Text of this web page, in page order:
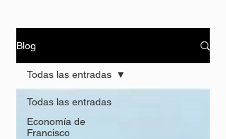
Blog
Todas las entradas
Economía de
Francisco
Todas las entradas